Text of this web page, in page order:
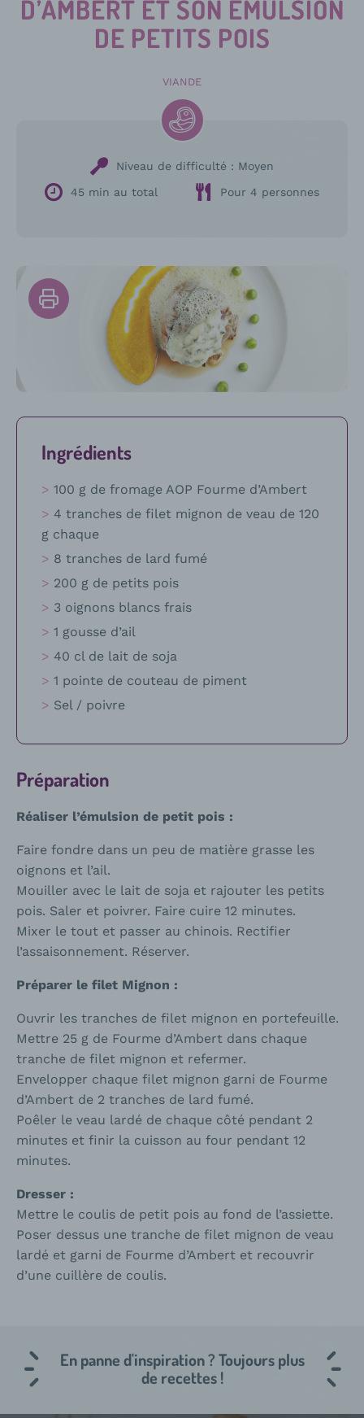
D’AMBERT ET SON ÉMULSION
DE PETITS POIS
VIANDE
Niveau de difficulté : Moyen
45 min au total
Pour 4 personnes
Imprimer
Ingrédients
100 g de fromage AOP Fourme d’Ambert
4 tranches de filet mignon de veau de 120
g chaque
8 tranches de lard fumé
200 g de petits pois
3 oignons blancs frais
1 gousse d’ail
40 cl de lait de soja
1 pointe de couteau de piment
Sel / poivre
Préparation
Réaliser l’émulsion de petit pois :
Faire fondre dans un peu de matière grasse les
oignons et l’ail.
Mouiller avec le lait de soja et rajouter les petits
pois. Saler et poivrer. Faire cuire 12 minutes.
Mixer le tout et passer au chinois. Rectifier
l’assaisonnement. Réserver.
Préparer le filet Mignon :
Ouvrir les tranches de filet mignon en portefeuille.
Mettre 25 g de Fourme d’Ambert dans chaque
tranche de filet mignon et refermer.
Envelopper chaque filet mignon garni de Fourme
d’Ambert de 2 tranches de lard fumé.
Poêler le veau lardé de chaque côté pendant 2
minutes et finir la cuisson au four pendant 12
minutes.
Dresser :
Mettre le coulis de petit pois au fond de l’assiette.
Poser dessus une tranche de filet mignon de veau
lardé et garni de Fourme d’Ambert et recouvrir
d’une cuillère de coulis.
En panne d'inspiration ? Toujours plus
de recettes !